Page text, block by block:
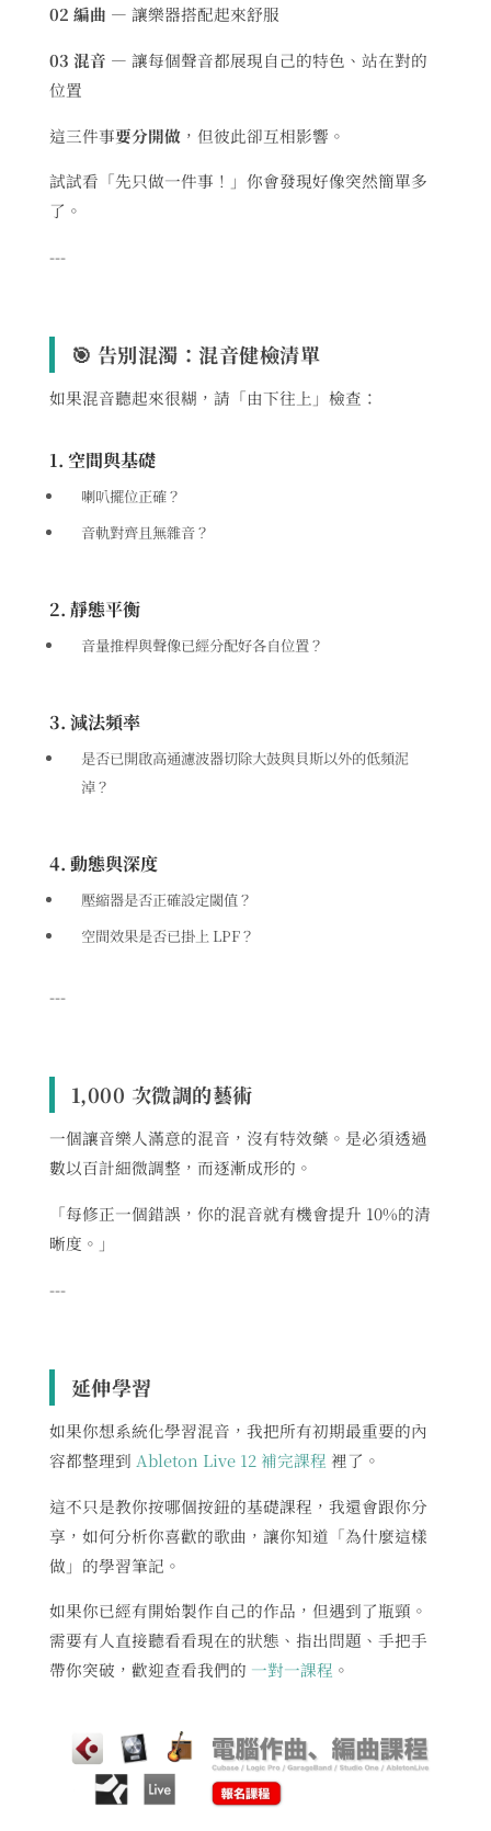
02 編曲 — 讓樂器搭配起來舒服
03 混音 — 讓每個聲音都展現自己的特色、站在對的
位置
這三件事要分開做，但彼此卻互相影響。
試試看「先只做一件事！」你會發現好像突然簡單多
了。
---
🎯 告別混濁：混音健檢清單
如果混音聽起來很糊，請「由下往上」檢查：
1. 空間與基礎
喇叭擺位正確？
音軌對齊且無雜音？
2. 靜態平衡
音量推桿與聲像已經分配好各自位置？
3. 減法頻率
是否已開啟高通濾波器切除大鼓與貝斯以外的低頻泥
淖？
4. 動態與深度
壓縮器是否正確設定閾值？
空間效果是否已掛上 LPF？
---
1,000 次微調的藝術
一個讓音樂人滿意的混音，沒有特效藥。是必須透過
數以百計細微調整，而逐漸成形的。
「每修正一個錯誤，你的混音就有機會提升 10%的清
晰度。」
---
延伸學習
如果你想系統化學習混音，我把所有初期最重要的內
容都整理到 Ableton Live 12 補完課程 裡了。
這不只是教你按哪個按鈕的基礎課程，我還會跟你分
享，如何分析你喜歡的歌曲，讓你知道「為什麼這樣
做」的學習筆記。
如果你已經有開始製作自己的作品，但遇到了瓶頸。
需要有人直接聽看看現在的狀態、指出問題、手把手
帶你突破，歡迎查看我們的 一對一課程 。